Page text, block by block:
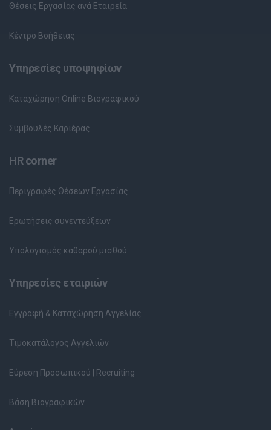
Θέσεις Εργασίας ανά Εταιρεία
Κέντρο Βοήθειας
Υπηρεσίες υποψηφίων
Καταχώρηση Online Βιογραφικού
Συμβουλές Καριέρας
HR corner
Περιγραφές Θέσεων Εργασίας
Ερωτήσεις συνεντεύξεων
Υπολογισμός καθαρού μισθού
Υπηρεσίες εταιριών
Εγγραφή & Καταχώρηση Αγγελίας
Τιμοκατάλογος Αγγελιών
Εύρεση Προσωπικού | Recruiting
Βάση Βιογραφικών